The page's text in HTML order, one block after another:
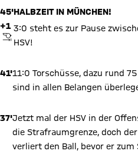
45'
+1
ABPFIFF
HALBZEIT IN MÜNCHEN!
3:0 steht es zur Pause
HSV!
41'11:0 Torschüsse, dazu rund
sind in allen Belangen
37'Jetzt mal der HSV in der
die Strafraumgrenze, doch
verliert den Ball, bevor er zum